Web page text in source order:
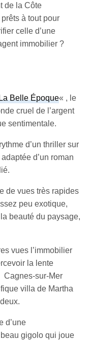
de la Côte
à tout pour
celle d’une
immobilier ?
Belle Époque« , le
cruel de l’argent
sentimentale.
d’un thriller sur
d’un roman
de vues très rapides
peu exotique,
beauté du paysage,
vues l’immobilier
la lente
Cagnes-sur-Mer
villa de Martha
d’une
gigolo qui joue